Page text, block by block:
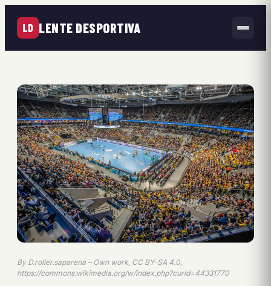
LD LENTE DESPORTIVA
By D.roller.saparena – Own work, CC BY-SA 4.0,
https://commons.wikimedia.org/w/index.php?curid=44331770